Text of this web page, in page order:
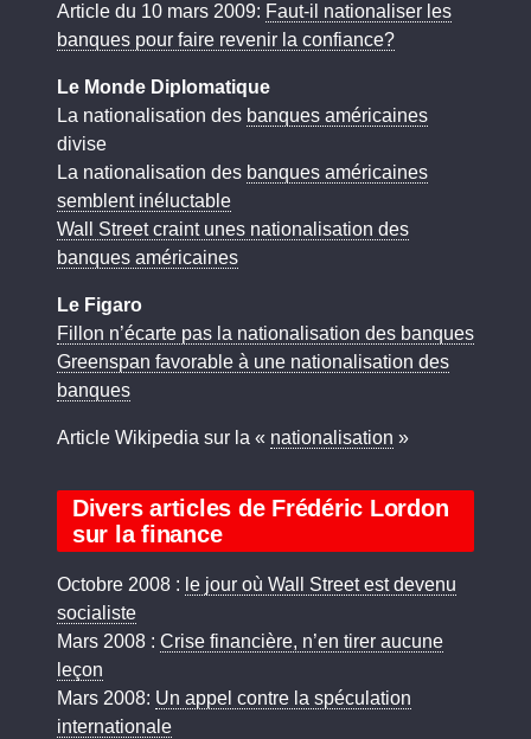
Article du 10 mars 2009: Faut-il nationaliser les
banques pour faire revenir la confiance?
Le Monde Diplomatique
La nationalisation des banques américaines
divise
La nationalisation des banques américaines
semblent inéluctable
Wall Street craint unes nationalisation des
banques américaines
Le Figaro
Fillon n’écarte pas la nationalisation des banques
Greenspan favorable à une nationalisation des
banques
Article Wikipedia sur la « nationalisation »
Divers articles de Frédéric Lordon
sur la finance
Octobre 2008 : le jour où Wall Street est devenu
socialiste
Mars 2008 : Crise financière, n’en tirer aucune
leçon
Mars 2008: Un appel contre la spéculation
internationale